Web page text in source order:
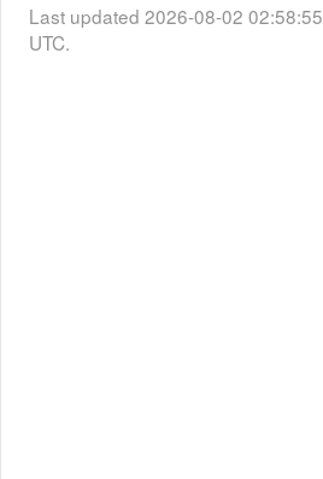
Last updated 2026-08-02 02:58:55
UTC.